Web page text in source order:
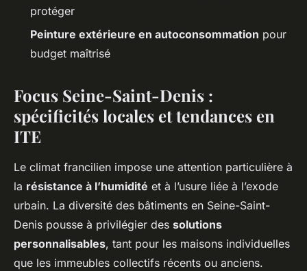
protéger
Peinture extérieure en autoconsommation pour
budget maîtrisé
Focus Seine-Saint-Denis :
spécificités locales et tendances en
ITE
Le climat francilien impose une attention particulière à
la résistance à l’humidité et à l’usure liée à l’exode
urbain. La diversité des bâtiments en Seine-Saint-
Denis pousse à privilégier des solutions
personnalisables, tant pour les maisons individuelles
que les immeubles collectifs récents ou anciens.